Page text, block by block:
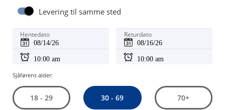
Levering til samme sted
Hentedato Returdato
Sjåførens alder:
18 - 29 30 - 69 70+